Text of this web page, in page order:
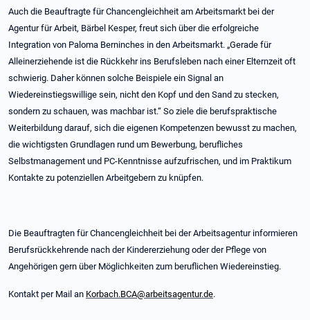
Auch die Beauftragte für Chancengleichheit am Arbeitsmarkt bei der
Agentur für Arbeit, Bärbel Kesper, freut sich über die erfolgreiche
Integration von Paloma Berninches in den Arbeitsmarkt. „Gerade für
Alleinerziehende ist die Rückkehr ins Berufsleben nach einer Elternzeit oft
schwierig. Daher können solche Beispiele ein Signal an
Wiedereinstiegswillige sein, nicht den Kopf und den Sand zu stecken,
sondern zu schauen, was machbar ist.“ So ziele die berufspraktische
Weiterbildung darauf, sich die eigenen Kompetenzen bewusst zu machen,
die wichtigsten Grundlagen rund um Bewerbung, berufliches
Selbstmanagement und PC-Kenntnisse aufzufrischen, und im Praktikum
Kontakte zu potenziellen Arbeitgebern zu knüpfen.
Die Beauftragten für Chancengleichheit bei der Arbeitsagentur informieren
Berufsrückkehrende nach der Kindererziehung oder der Pflege von
Angehörigen gern über Möglichkeiten zum beruflichen Wiedereinstieg.
Kontakt per Mail an Korbach.BCA@arbeitsagentur.de.